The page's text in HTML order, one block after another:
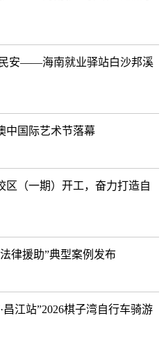
安——海南就业驿站白沙邦溪
中国际艺术节落幕
区（一期）开工，奋力打造自
律援助”典型案例发布
江站”2026棋子湾自行车骑游